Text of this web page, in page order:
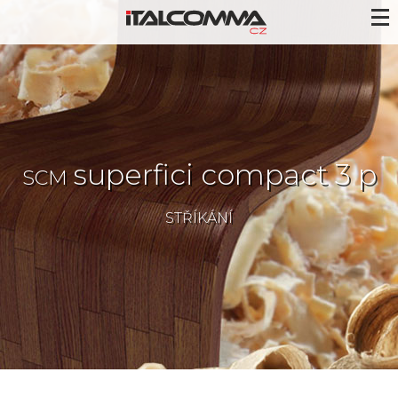
SCM superfici compact 3 p
STŘÍKÁNÍ